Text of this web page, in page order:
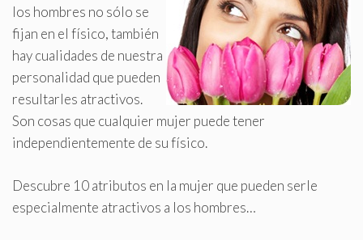
los hombres no sólo se
fijan en el físico, también
hay cualidades de nuestra
personalidad que pueden
resultarles atractivos.
Son cosas que cualquier mujer puede tener
independientemente de su físico.
Descubre 10 atributos en la mujer que pueden serle
especialmente atractivos a los hombres…